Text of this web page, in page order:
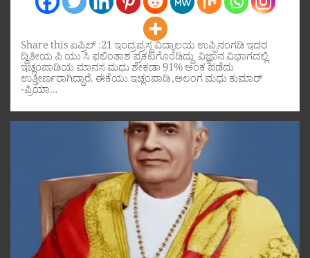
Share this ಏಪ್ರಿಲ್ :21 ಇಂದ್ರಪ್ರಸ್ಥ ವಿದ್ಯಾಲಯ ಉಪ್ಪಿನಂಗಡಿ ಇದರ
ದ್ವಿತೀಯ ಪಿ ಯು ಸಿ ಫಲಿಂತಾಶ ಪ್ರಕಟಗೊಂಡಿದ್ದು ವಿಜ್ಞಾನ ವಿಭಾಗದಲ್ಲಿ
ಇಚ್ಲಂಪಾಡಿಯ ಮಾನಸ ಮಧು ಶೇಕಡಾ 91% ಅಂಕ ಪಡೆದು
ಉತ್ತೀರ್ಣರಾಗಿದ್ದಾರೆ. ಈಕೆಯು ಇಚ್ಲಂಪಾಡಿ ,ಅಲಂಗ ಮಧು ಕುಮಾರ್
-ಪ್ರಿಯಾ…